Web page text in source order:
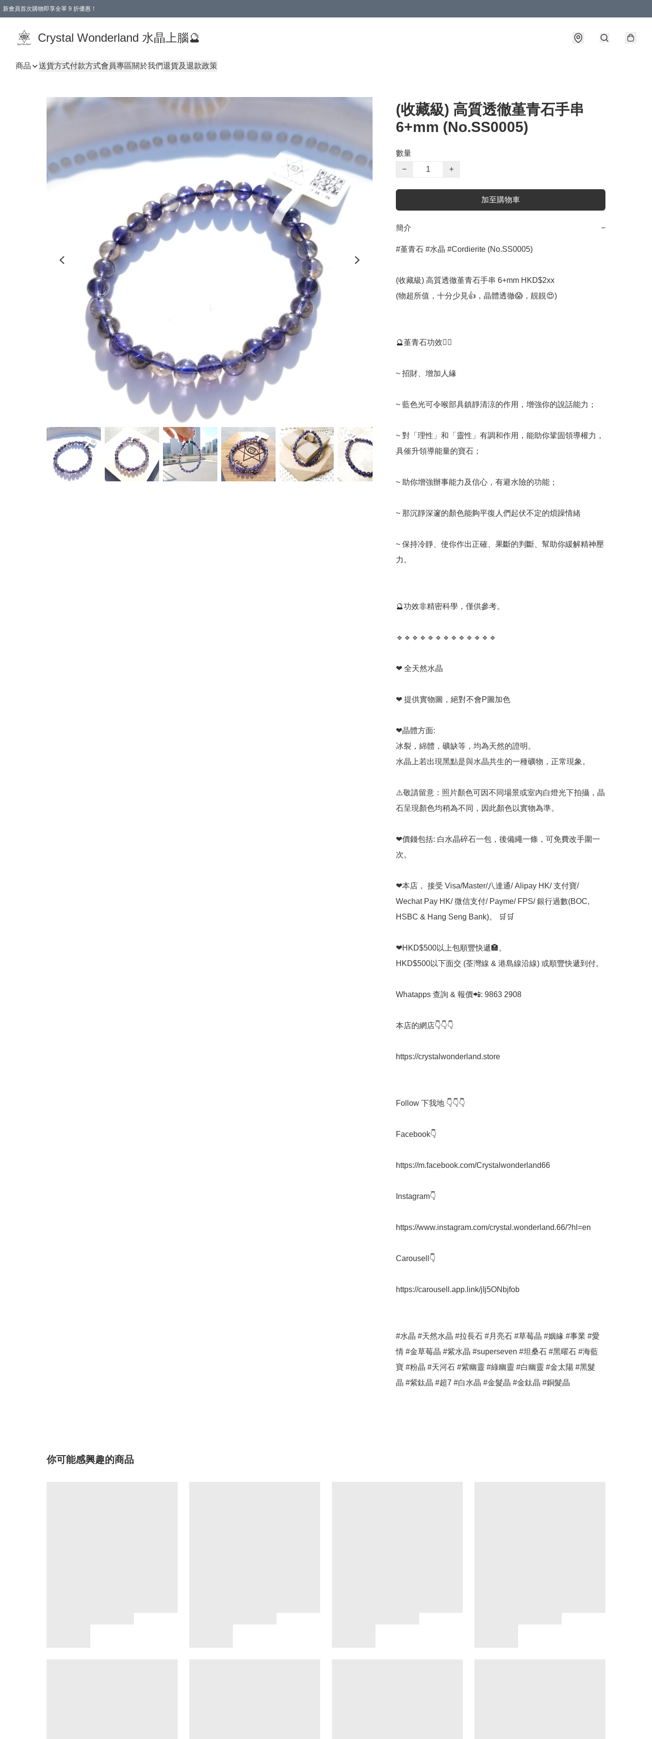
新會員首次購物即享全單 9 折優惠！
Crystal Wonderland 水晶上腦🔮
商品 送貨方式付款方式會員專區關於我們退貨及退款政策
(收藏級) 高質透徹堇青石手串
6+mm (No.SS0005)
數量
−
+
加至購物車
簡介 −
#堇青石 #水晶 #Cordierite (No.SS0005)
(收藏級) 高質透徹堇青石手串 6+mm HKD$2xx
(物超所值，十分少見👍，晶體透徹😱，靚靚😍)
🔮堇青石功效💁‍♀️
~ 招財、增加人緣
~ 藍色光可令喉部具鎮靜清涼的作用，增強你的說話能力；
~ 對「理性」和「靈性」有調和作用，能助你鞏固領導權力，
具催升領導能量的寶石；
~ 助你增強辦事能力及信心，有避水險的功能；
~ 那沉靜深邃的顏色能夠平復人們起伏不定的煩躁情緒
~ 保持冷靜、使你作出正確、果斷的判斷、幫助你緩解精神壓
力。
🔮功效非精密科學，僅供參考。
🔹️🔹️🔹️🔹️🔹️🔹️🔹️🔹️🔹️🔹️🔹️🔹️🔹️
❤ 全天然水晶
❤ 提供實物圖，絕對不會P圖加色
❤晶體方面:
冰裂，綿體，礦缺等，均為天然的證明。
水晶上若出現黑點是與水晶共生的一種礦物，正常現象。
⚠️敬請留意：照片顏色可因不同場景或室內白燈光下拍攝，晶
石呈現顏色均稍為不同，因此顏色以實物為準。
❤價錢包括: 白水晶碎石一包，後備繩一條，可免費改手圍一
次。
❤本店， 接受 Visa/Master/八達通/ Alipay HK/ 支付寶/
Wechat Pay HK/ 微信支付/ Payme/ FPS/ 銀行過數(BOC,
HSBC & Hang Seng Bank)。 🛒🛒
❤HKD$500以上包順豐快遞🏣。
HKD$500以下面交 (荃灣線 & 港島線沿線) 或順豐快遞到付。
Whatapps 查詢 & 報價📲: 9863 2908
本店的網店👇👇👇
https://crystalwonderland.store
Follow 下我地 👇👇👇
Facebook👇
https://m.facebook.com/Crystalwonderland66
Instagram👇
https://www.instagram.com/crystal.wonderland.66/?hl=en
Carousell👇
https://carousell.app.link/jIj5ONbjfob
#水晶 #天然水晶 #拉長石 #月亮石 #草莓晶 #姻緣 #事業 #愛
情 #金草莓晶 #紫水晶 #superseven #坦桑石 #黑曜石 #海藍
寶 #粉晶 #天河石 #紫幽靈 #綠幽靈 #白幽靈 #金太陽 #黑髮
晶 #紫鈦晶 #超7 #白水晶 #金髮晶 #金鈦晶 #銅髮晶
你可能感興趣的商品